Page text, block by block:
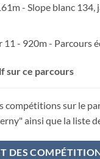
- Slope blanc 134,
11 - 920m - Parcours
sur ce parcours
compétitions sur le
ainsi que la liste
DES